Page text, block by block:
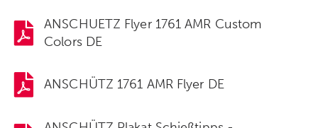
ANSCHUETZ Flyer 1761 AMR Custom
Colors DE
ANSCHÜTZ 1761 AMR Flyer DE